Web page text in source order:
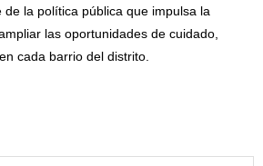
de la política pública que impulsa la
las oportunidades de cuidado,
cada barrio del distrito.